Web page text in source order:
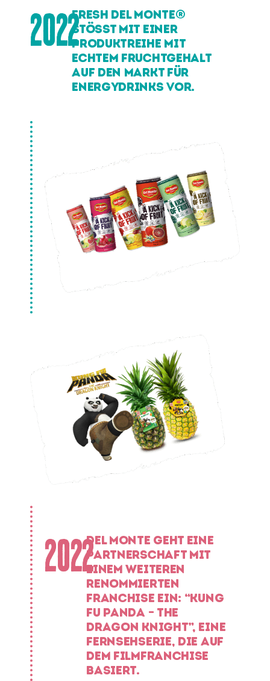
2022FRESH DEL MONTE®
STÖSST MIT EINER P
RODUKTREIHE MIT E
CHTEM FRUCHTGEHALT A
UF DEN MARKT FÜR E
NERGYDRINKS VOR.
2022DEL MONTE GEHT EINE
PARTNERSCHAFT MIT
EINEM WEITEREN
RENOMMIERTEN
FRANCHISE EIN: “KUNG
FU PANDA – THE
DRAGON KNIGHT”, EINE
FERNSEHSERIE, DIE AUF
DEM FILMFRANCHISE
BASIERT.